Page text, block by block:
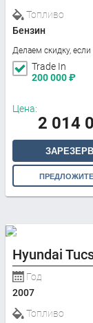
Топливо
Бензин
Делаем скидку,
Trade In
200 000₽
Цена:
2 014
Hyundai
Год
2007
Топливо